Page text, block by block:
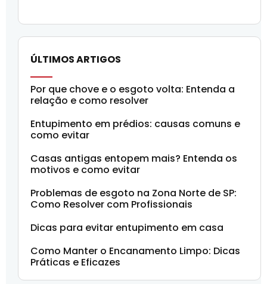
ÚLTIMOS ARTIGOS
Por que chove e o esgoto volta: Entenda a
relação e como resolver
Entupimento em prédios: causas comuns e
como evitar
Casas antigas entopem mais? Entenda os
motivos e como evitar
Problemas de esgoto na Zona Norte de SP:
Como Resolver com Profissionais
Dicas para evitar entupimento em casa
Como Manter o Encanamento Limpo: Dicas
Práticas e Eficazes